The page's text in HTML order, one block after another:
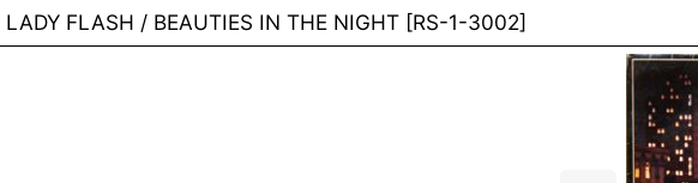
LADY FLASH / BEAUTIES IN THE NIGHT [RS-1-3002]